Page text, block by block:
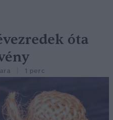
óta
1 perc